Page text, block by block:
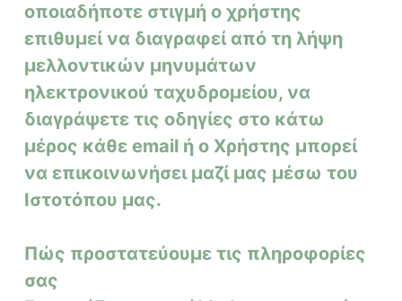
οποιαδήποτε στιγμή ο χρήστης
επιθυμεί να διαγραφεί από τη λήψη
μελλοντικών μηνυμάτων
ηλεκτρονικού ταχυδρομείου, να
διαγράψετε τις οδηγίες στο κάτω
μέρος κάθε email ή ο Χρήστης μπορεί
να επικοινωνήσει μαζί μας μέσω του
Ιστοτόπου μας.
Πώς προστατεύουμε τις πληροφορίες
σας